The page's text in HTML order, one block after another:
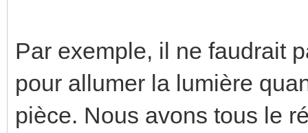
Par exemple, il ne faudrait
pour allumer la lumière
pièce. Nous avons tous le